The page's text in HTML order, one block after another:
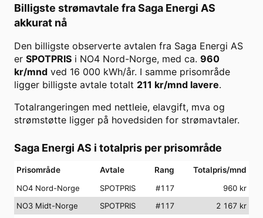
Billigste strømavtale fraSaga Energi AS
akkurat nå
Den billigste observerte avtalen fra Saga Energi AS
er SPOTPRIS i NO4 Nord-Norge, med ca. 960
kr/mnd ved 16 000 kWh/år. I samme prisområde
ligger billigste avtale totalt 211 kr/mnd lavere.
Totalrangeringen med nettleie, elavgift, mva og
strømstøtte ligger på hovedsiden for strømavtaler.
Saga Energi AS i totalpris per prisområde
Prisområde Avtale Rang
Totalpris/mnd
NO4 Nord-Norge
SPOTPRIS #117 960 kr
NO3 Midt-Norge
SPOTPRIS #117 2 167 kr